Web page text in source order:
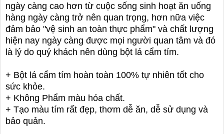
ngày càng cao hơn từ cuộc sống sinh hoạt ăn uống
hàng ngày càng trở nên quan trọng, hơn nữa việc
đảm bảo "vệ sinh an toàn thực phẩm" và chất lượng
hiện nay ngày càng được mọi người quan tâm và đó
là lý do quý khách nên dùng bột lá cẩm tím.
+ Bột lá cẩm tím hoàn toàn 100% tự nhiên tốt cho
sức khỏe.
+ Không Phẩm màu hóa chất.
+ Tạo màu tím rất đẹp, thơm dễ ăn, dễ sử dụng và
bảo quản.